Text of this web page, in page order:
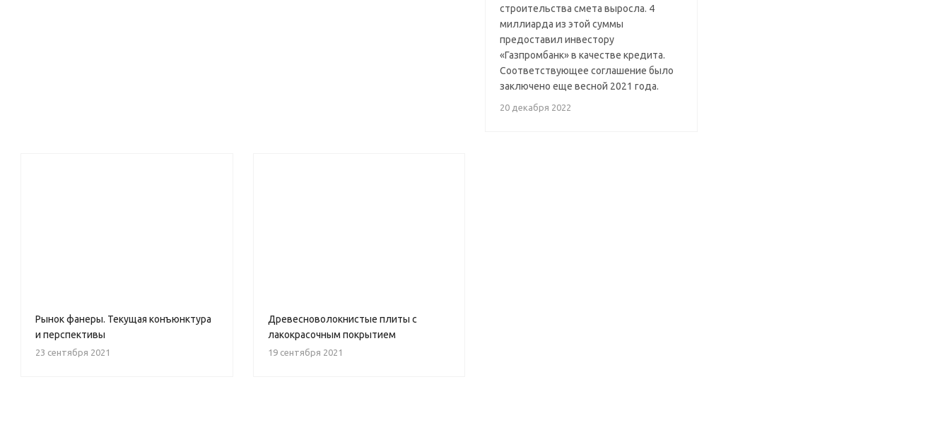
строительства смета выросла. 4
миллиарда из этой суммы
предоставил инвестору
«Газпромбанк» в качестве кредита.
Соответствующее соглашение было
заключено еще весной 2021 года.
20 декабря 2022
Рынок фанеры. Текущая конъюнктура
и перспективы
23 сентября 2021
Древесноволокнистые плиты с
лакокрасочным покрытием
19 сентября 2021